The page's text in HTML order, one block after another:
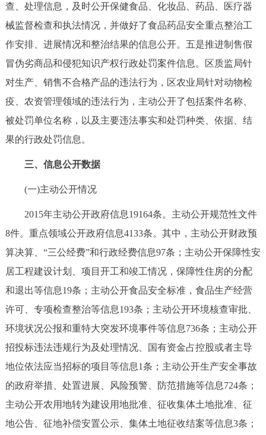
查、处理信息，及时公开保健食品、化妆品、药品、医疗器
械监督检查和执法情况，并做好了食品药品安全重点整治工
作安排、进展情况和整治结果的信息公开。五是推进制售假
冒伪劣商品和侵犯知识产权行政处罚案件信息。区质监局针
对生产、销售不合格产品的违法行为，区农业局针对动物检
疫、农资管理领域的违法行为，主动公开了包括案件名称、
被处罚单位名称，以及主要违法事实和处罚种类、依据、结
果的行政处罚信息。
三、信息公开数据
(一)主动公开情况
2015年主动公开政府信息19164条。主动公开规范性文件
8件。重点领域公开政府信息4133条。其中，主动公开财政预
算决算、“三公经费”和行政经费信息97条；主动公开保障性安
居工程建设计划、项目开工和竣工情况，保障性住房的分配
和退出等信息19条；主动公开食品安全标准，食品生产经营
许可、专项检查整治等信息193条；主动公开环境核查审批、
环境状况公报和重特大突发环境事件等信息736条；主动公开
招投标违法违规行为及处理情况、国有资金占控股或者主导
地位依法应当招标的项目等信息1条；主动公开生产安全事故
的政府举措、处置进展、风险预警、防范措施等信息724条；
主动公开农用地转为建设用地批准、征收集体土地批准、征
地公告、征地补偿安置公示、集体土地征收结案等信息3条；